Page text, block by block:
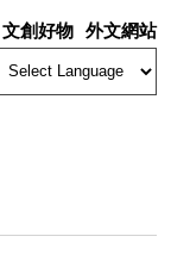
文創好物 外文網站